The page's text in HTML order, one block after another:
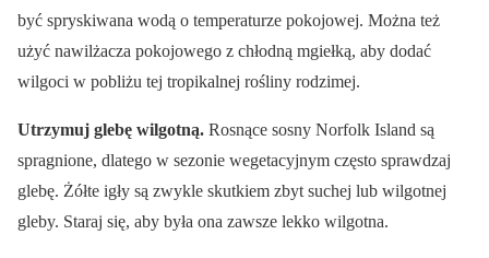
być spryskiwana wodą o temperaturze pokojowej. Można też
użyć nawilżacza pokojowego z chłodną mgiełką, aby dodać
wilgoci w pobliżu tej tropikalnej rośliny rodzimej.
Utrzymuj glebę wilgotną. Rosnące sosny Norfolk Island są
spragnione, dlatego w sezonie wegetacyjnym często sprawdzaj
glebę. Żółte igły są zwykle skutkiem zbyt suchej lub wilgotnej
gleby. Staraj się, aby była ona zawsze lekko wilgotna.